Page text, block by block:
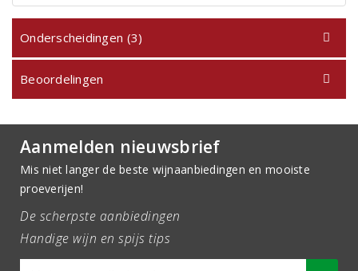
Onderscheidingen (3)
Beoordelingen
Aanmelden nieuwsbrief
Mis niet langer de beste wijnaanbiedingen en mooiste
proeverijen!
De scherpste aanbiedingen
Handige wijn en spijs tips